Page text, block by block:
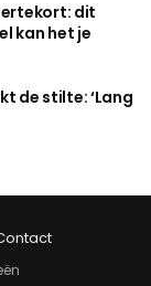
dit
kan het je
de stilte: ‘Lang